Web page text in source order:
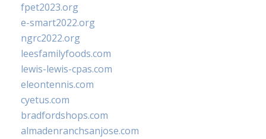
fpet2023.org
e-smart2022.org
ngrc2022.org
leesfamilyfoods.com
lewis-lewis-cpas.com
eleontennis.com
cyetus.com
bradfordshops.com
almadenranchsanjose.com